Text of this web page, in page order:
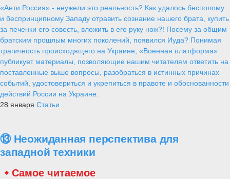
«Анти Россия» - неужели это реальность? Как удалось бесполому
и беспринципному Западу отравить сознание нашего брата, купить
за печенки его совесть, вложить в его руку нож?! Посему за общим
братским прошлым многих поколений, появился Иуда? Понимая
трагичность происходящего на Украине, «Военная платформа»
публикует материалы, позволяющие нашим читателям ответить на
поставленные выше вопросы, разобраться в истинных причинах
событий, удостовериться и укрепиться в правоте и обоснованности
действий России на Украине.
28 января Статьи
⑬ Неожиданная перспектива для
западной техники
Самое читаемое